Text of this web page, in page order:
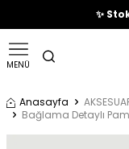
🎉%70'e
✨
MENÜ
Anasayfa
Bağlama Detaylı